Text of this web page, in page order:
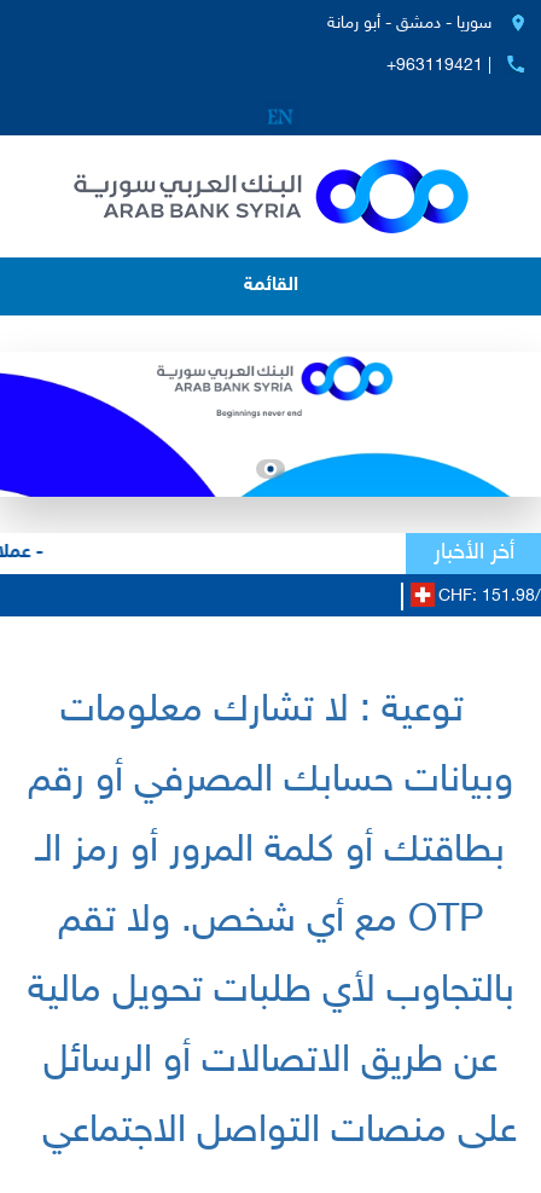
سوريا - دمشق - أبو رمانة
+963119421 |
القائمة
أخر الأخبار -
CHF:
توعية : لا تشارك معلومات
وبيانات حسابك المصرفي أو رقم
بطاقتك أو كلمة المرور أو رمز الـ
OTP مع أي شخص. ولا تقم
بالتجاوب لأي طلبات تحويل مالية
عن طريق الاتصالات أو الرسائل
على منصات التواصل الاجتماعي